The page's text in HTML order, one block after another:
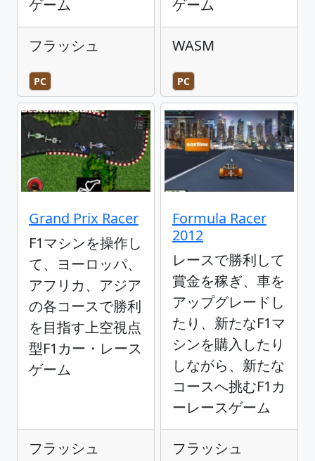
ゲーム
フラッシュ
PC
ゲーム
WASM
PC
Grand Prix Racer
F1マシンを操作し
て、ヨーロッパ、
アフリカ、アジア
の各コースで勝利
を目指す上空視点
型F1カー・レース
ゲーム
フラッシュ
Formula Racer
2012
レースで勝利して
賞金を稼ぎ、車を
アップグレードし
たり、新たなF1マ
シンを購入したり
しながら、新たな
コースへ挑むF1カ
ーレースゲーム
フラッシュ